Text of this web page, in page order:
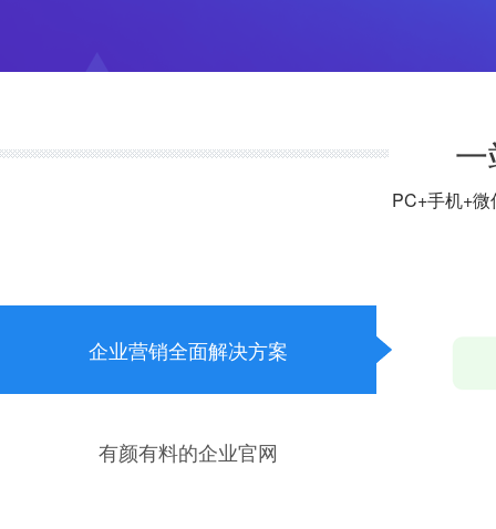
PC+手机+
企业营销全面解决方案
有颜有料的企业官网